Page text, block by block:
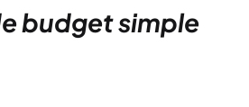
budget simple